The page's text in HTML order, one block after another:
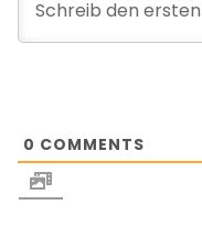
0 COMMENTS